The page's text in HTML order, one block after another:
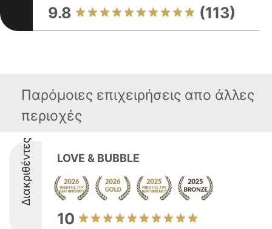
9.8 (113)
Παρόμοιες επιχειρήσεις απο άλλες
περιοχές
Διακριθέντες LOVE & BUBBLE
10